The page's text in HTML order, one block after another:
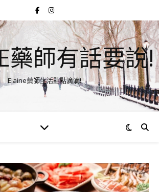
藥師有話要說!
Elaine藥師生活點點滴滴!